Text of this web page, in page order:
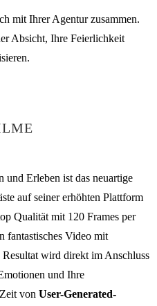
mit Ihrer Agentur zusammen.
Absicht, Ihre Feierlichkeit
und Erleben ist das neuartige
auf seiner erhöhten Plattform
Qualität mit 120 Frames per
fantastisches Video mit
wird direkt im Anschluss
und Ihre
von User-Generated-